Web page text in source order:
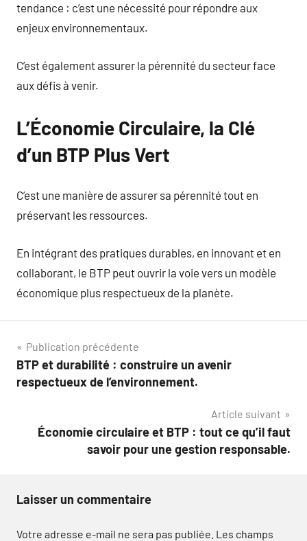
tendance : c’est une nécessité pour répondre aux
enjeux environnementaux.
C’est également assurer la pérennité du secteur face
aux défis à venir.
L’Économie Circulaire, la Clé
d’un BTP Plus Vert
C’est une manière de assurer sa pérennité tout en
préservant les ressources.
En intégrant des pratiques durables, en innovant et en
collaborant, le BTP peut ouvrir la voie vers un modèle
économique plus respectueux de la planète.
Navigation
de
Publication précédente
BTP et durabilité : construire un avenir
respectueux de l’environnement.
Article suivant
Économie circulaire et BTP : tout ce qu’il faut
savoir pour une gestion responsable.
Laisser un commentaire
Votre adresse e-mail ne sera pas publiée. Les champs